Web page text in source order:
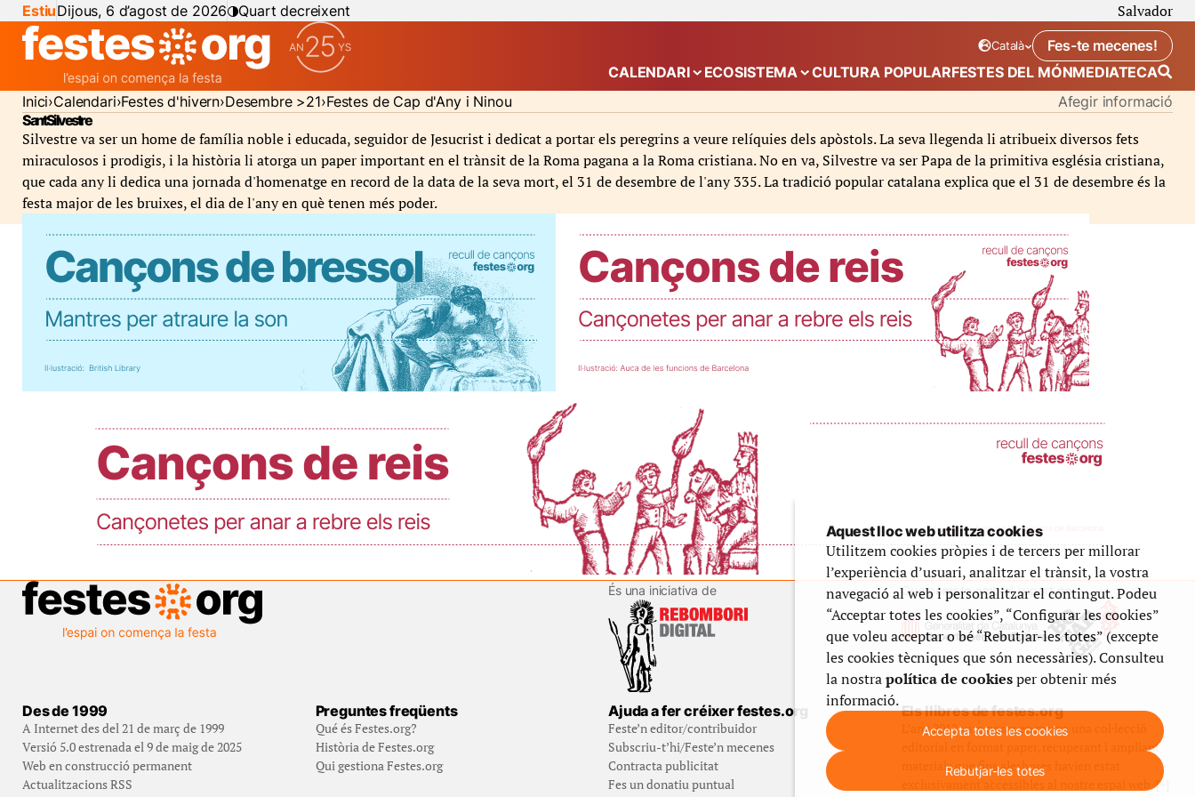
EstiuDijous, 6 d’agost de 2026 Quart decreixent Salvador
Idioma seleccionat:
Català
. Canviar idiomaFes-te mecenes!
CALENDARI Mostra el submenú de “Calendari”
ECOSISTEMA Mostra el submenú de “Ecosistema”
CULTURA POPULARFESTES DEL MÓNMEDIATECA
Inici Calendari Festes d'hivern Desembre >21 Festes de Cap d'Any i Ninou
Afegir informació
Sant Silvestre
Silvestre va ser un home de família noble i educada, seguidor de Jesucrist i dedicat a portar els peregrins a veure relíquies dels apòstols. La seva llegenda li atribueix diversos fets
miraculosos i prodigis, i la història li atorga un paper important en el trànsit de la Roma pagana a la Roma cristiana. No en va, Silvestre va ser Papa de la primitiva església cristiana,
que cada any li dedica una jornada d'homenatge en record de la data de la seva mort, el 31 de desembre de l'any 335. La tradició popular catalana explica que el 31 de desembre és la
festa major de les bruixes, el dia de l'any en què tenen més poder.
És una iniciativa de Que compta amb el suport de
Des de 1999
A Internet des del 21 de març de 1999
Versió 5.0 estrenada el 9 de maig de 2025
Web en construcció permanent
Actualitzacions RSS
Preguntes freqüents
Qué és Festes.org?
Història de Festes.org
Qui gestiona Festes.org
Ajuda a fer créixer festes.org
Feste’n editor/contribuidor
Subscriu-t’hi/Feste’n mecenes
Contracta publicitat
Fes un donatiu puntual
Els llibres de festes.org
L’any 2012 vam posar en marxa una col·lecció
editorial en format paper, recuperant i ampliant
materials que fins aleshores havien estat
exclusivament accessibles al nostre espai web. [+]
Aquest lloc web utilitza cookies
Utilitzem cookies pròpies i de tercers per millorar
l’experiència d’usuari, analitzar el trànsit, la vostra
navegació al web i personalitzar el contingut. Podeu
“Acceptar totes les cookies”, “Configurar les cookies”
que voleu acceptar o bé “Rebutjar-les totes” (excepte
les cookies tècniques que són necessàries). Consulteu
la nostrapolítica de cookiesper obtenir més
informació.
Accepta totes les cookies
Rebutjar-les totes